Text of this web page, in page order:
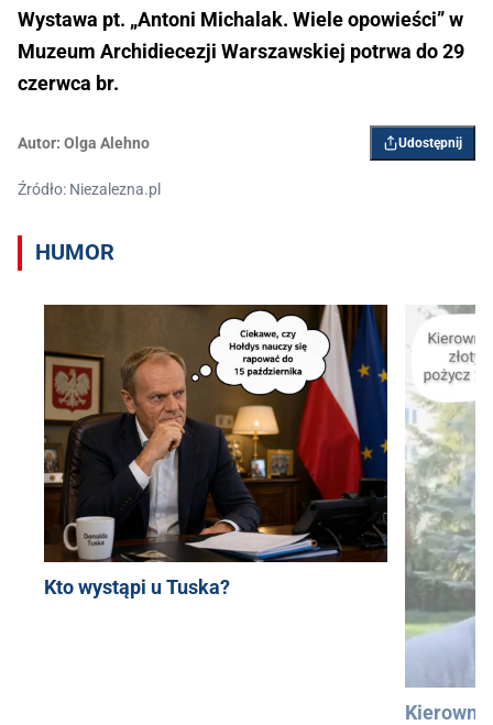
Wystawa pt. „Antoni Michalak. Wiele opowieści” w
Muzeum Archidiecezji Warszawskiej potrwa do 29
czerwca br.
Autor: Olga Alehno Udostępnij
Źródło: Niezalezna.pl
HUMOR
Kto wystąpi u Tuska?